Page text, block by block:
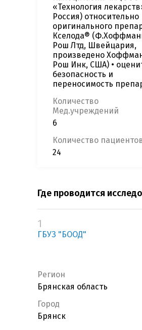
«Технология
Россия) относительно
оригинального
Кселода®
Рош Лтд, Швейцария,
произведено
Рош Инк, США) •
безопасность и
переносимость
Количество
Мед.учреждений
6
Количество
24
Где проводится
1
ГБУЗ "БООД"
Регион
Брянская область
Город
Брянск